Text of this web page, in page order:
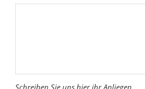
Schreiben Sie uns hier ihr Anliegen